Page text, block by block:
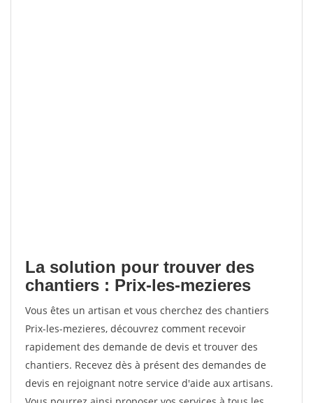
La solution pour trouver des
chantiers : Prix-les-mezieres
Vous êtes un artisan et vous cherchez des chantiers
Prix-les-mezieres, découvrez comment recevoir
rapidement des demande de devis et trouver des
chantiers. Recevez dès à présent des demandes de
devis en rejoignant notre service d'aide aux artisans.